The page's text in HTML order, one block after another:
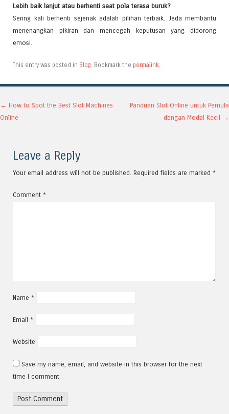
Lebih baik lanjut atau berhenti saat pola terasa buruk?
Sering kali berhenti sejenak adalah pilihan terbaik. Jeda membantu
menenangkan pikiran dan mencegah keputusan yang didorong
emosi.
This entry was posted in Blog. Bookmark the permalink.
Post navigation
← How to Spot the Best Slot Machines
Online
Panduan Slot Online untuk Pemula
dengan Modal Kecil →
Leave a Reply
Your email address will not be published. Required fields are marked *
Comment *
Name *
Email *
Website
Save my name, email, and website in this browser for the next
time I comment.